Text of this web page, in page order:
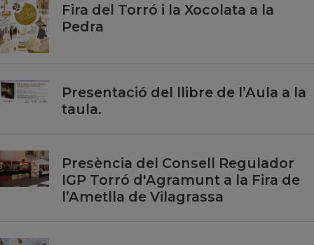
Fira del Torró i la Xocolata a la
Pedra
Presentació del llibre de l’Aula a la
taula.
Presència del Consell Regulador
IGP Torró d'Agramunt a la Fira de
l’Ametlla de Vilagrassa